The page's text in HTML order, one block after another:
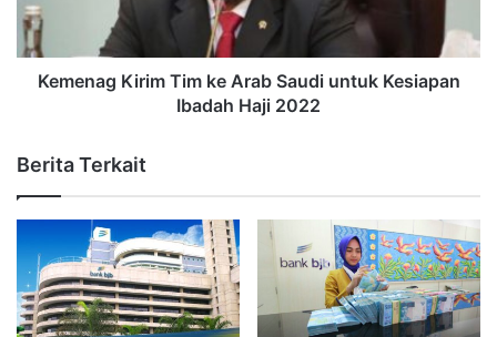
Kemenag Kirim Tim ke Arab Saudi untuk Kesiapan
Ibadah Haji 2022
Berita Terkait